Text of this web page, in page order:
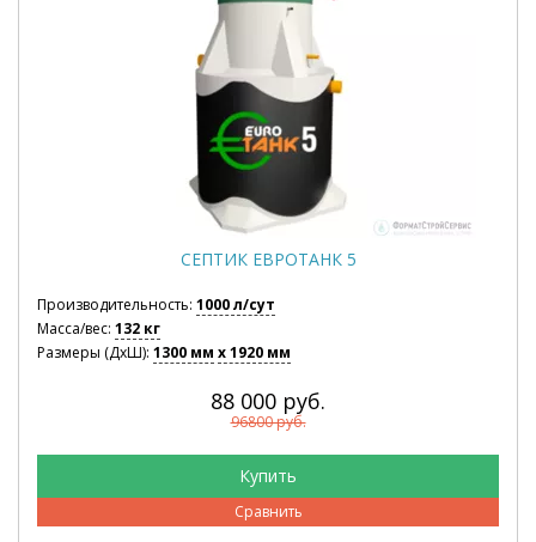
СЕПТИК ЕВРОТАНК 5
Производительность: 1000 л/сут
Масса/вес: 132 кг
Размеры (ДхШ): 1300 мм x 1920 мм
88 000 руб.
96800 руб.
Сравнить